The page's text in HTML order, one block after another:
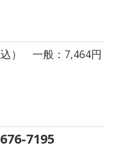
） 一般：7,464円
7195